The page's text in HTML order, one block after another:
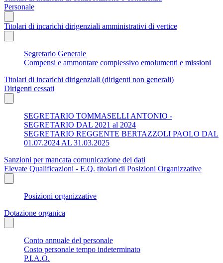
Personale
Titolari di incarichi dirigenziali amministrativi di vertice
Segretario Generale
Compensi e ammontare complessivo emolumenti e missioni
Titolari di incarichi dirigenziali (dirigenti non generali)
Dirigenti cessati
SEGRETARIO TOMMASELLI ANTONIO -
SEGRETARIO DAL 2021 al 2024
SEGRETARIO REGGENTE BERTAZZOLI PAOLO DAL
01.07.2024 AL 31.03.2025
Sanzioni per mancata comunicazione dei dati
Elevate Qualificazioni - E.Q. titolari di Posizioni Organizzative
Posizioni organizzative
Dotazione organica
Conto annuale del personale
Costo personale tempo indeterminato
P.I.A.O.